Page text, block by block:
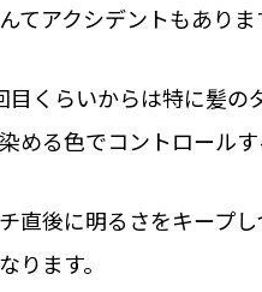
てアクシデントもありま
目くらいからは特に髪
める色でコントロールす
直後に明るさをキープ
ります。